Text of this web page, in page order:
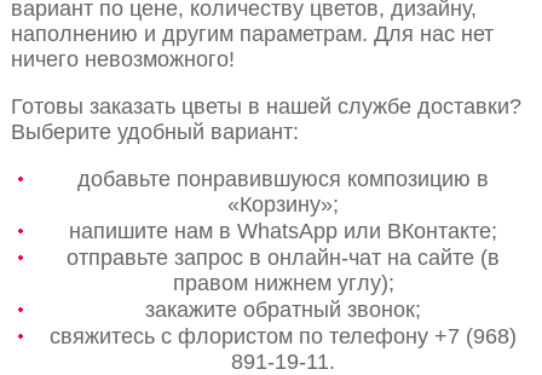
вариант по цене, количеству цветов, дизайну,
наполнению и другим параметрам. Для нас нет
ничего невозможного!
Готовы заказать цветы в нашей службе доставки?
Выберите удобный вариант:
добавьте понравившуюся композицию в
«Корзину»;
напишите нам в WhatsApp или ВКонтакте;
отправьте запрос в онлайн-чат на сайте (в
правом нижнем углу);
закажите обратный звонок;
свяжитесь с флористом по телефону +7 (968)
891-19-11.